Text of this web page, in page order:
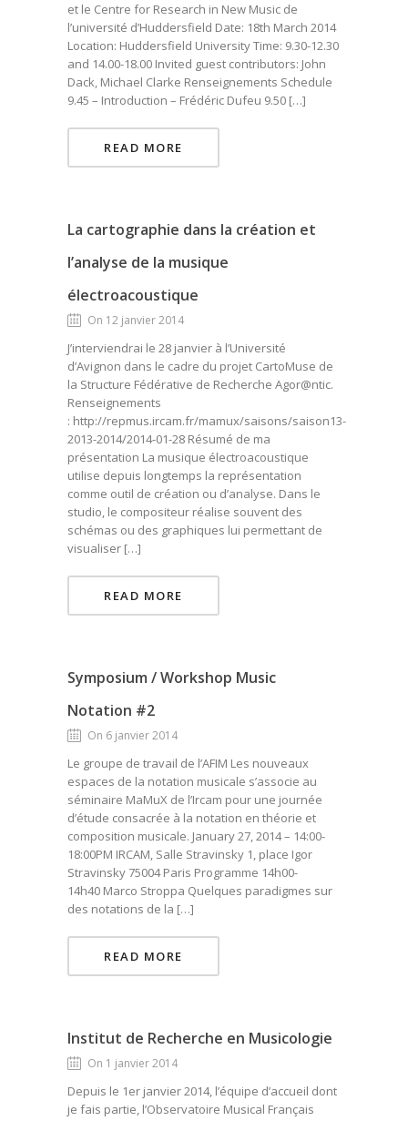
et le Centre for Research in New Music de
l’université d’Huddersfield Date: 18th March 2014
Location: Huddersfield University Time: 9.30-12.30
and 14.00-18.00 Invited guest contributors: John
Dack, Michael Clarke Renseignements Schedule
9.45 – Introduction – Frédéric Dufeu 9.50 […]
READ MORE
La cartographie dans la création et
l’analyse de la musique
électroacoustique
On 12 janvier 2014
J’interviendrai le 28 janvier à l’Université
d’Avignon dans le cadre du projet CartoMuse de
la Structure Fédérative de Recherche Agor@ntic.
Renseignements
: http://repmus.ircam.fr/mamux/saisons/saison13-
2013-2014/2014-01-28 Résumé de ma
présentation La musique électroacoustique
utilise depuis longtemps la représentation
comme outil de création ou d’analyse. Dans le
studio, le compositeur réalise souvent des
schémas ou des graphiques lui permettant de
visualiser […]
READ MORE
Symposium / Workshop Music
Notation #2
On 6 janvier 2014
Le groupe de travail de l’AFIM Les nouveaux
espaces de la notation musicale s’associe au
séminaire MaMuX de l’Ircam pour une journée
d’étude consacrée à la notation en théorie et
composition musicale. January 27, 2014 – 14:00-
18:00PM IRCAM, Salle Stravinsky 1, place Igor
Stravinsky 75004 Paris Programme 14h00-
14h40 Marco Stroppa Quelques paradigmes sur
des notations de la […]
READ MORE
Institut de Recherche en Musicologie
On 1 janvier 2014
Depuis le 1er janvier 2014, l’équipe d’accueil dont
je fais partie, l’Observatoire Musical Français